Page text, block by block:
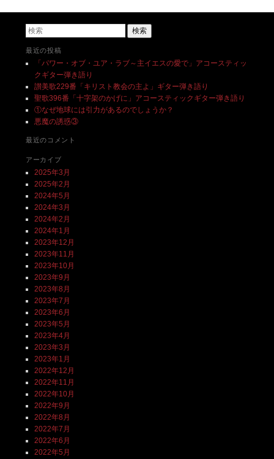
検索
最近の投稿
「パワー・オブ・ユア・ラブ～主イエスの愛で」アコースティッ
クギター弾き語り
讃美歌229番「キリスト教会の主よ」ギター弾き語り
聖歌396番「十字架のかげに」アコースティックギター弾き語り
①なぜ地球には引力があるのでしょうか？
悪魔の誘惑③
最近のコメント
アーカイブ
2025年3月
2025年2月
2024年5月
2024年3月
2024年2月
2024年1月
2023年12月
2023年11月
2023年10月
2023年9月
2023年8月
2023年7月
2023年6月
2023年5月
2023年4月
2023年3月
2023年1月
2022年12月
2022年11月
2022年10月
2022年9月
2022年8月
2022年7月
2022年6月
2022年5月